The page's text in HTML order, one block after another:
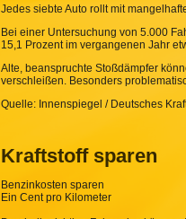
Jedes siebte Auto rollt mit
Bei einer Untersuchung von 5.000
15,1 Prozent im vergangenen Jahr
Alte, beanspruchte Stoßdämpfer
verschleißen. Besonders
Quelle: Innenspiegel / Deutsches
Kraftstoff sparen
Benzinkosten sparen
Ein Cent pro Kilometer